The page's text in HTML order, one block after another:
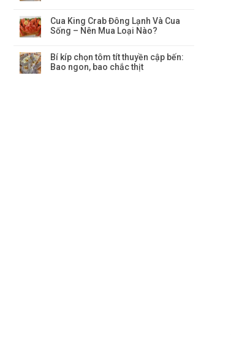
Cua King Crab Đông Lạnh Và Cua
Sống – Nên Mua Loại Nào?
Bí kíp chọn tôm tít thuyền cập bến:
Bao ngon, bao chắc thịt